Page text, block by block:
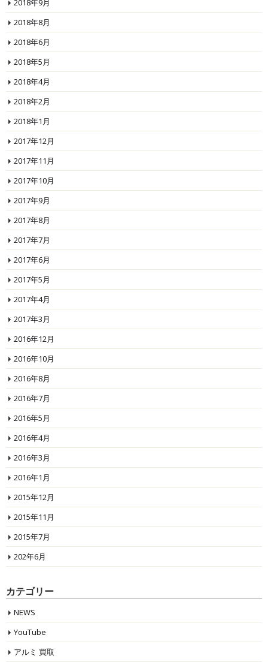
2018年8月
2018年6月
2018年5月
2018年4月
2018年2月
2018年1月
2017年12月
2017年11月
2017年10月
2017年9月
2017年8月
2017年7月
2017年6月
2017年5月
2017年4月
2017年3月
2016年12月
2016年10月
2016年8月
2016年7月
2016年5月
2016年4月
2016年3月
2016年1月
2015年12月
2015年11月
2015年7月
202年6月
カテゴリー
NEWS
YouTube
アルミ 買取